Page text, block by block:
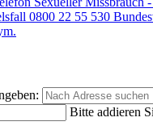
Bitte addieren